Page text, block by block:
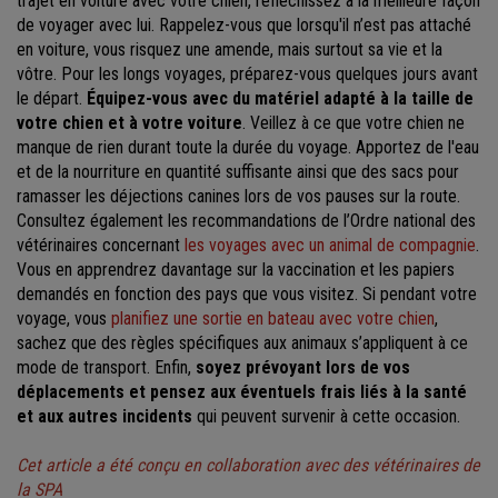
de voyager avec lui. Rappelez-vous que lorsqu'il n’est pas attaché
en voiture, vous risquez une amende, mais surtout sa vie et la
vôtre. Pour les longs voyages, préparez-vous quelques jours avant
le départ. Équipez-vous avec du matériel adapté à la taille de
votre chien et à votre voiture. Veillez à ce que votre chien ne
manque de rien durant toute la durée du voyage. Apportez de l'eau
et de la nourriture en quantité suffisante ainsi que des sacs pour
ramasser les déjections canines lors de vos pauses sur la route.
Consultez également les recommandations de l’Ordre national des
vétérinaires concernant les voyages avec un animal de compagnie.
Vous en apprendrez davantage sur la vaccination et les papiers
demandés en fonction des pays que vous visitez. Si pendant votre
voyage, vous planifiez une sortie en bateau avec votre chien,
sachez que des règles spécifiques aux animaux s’appliquent à ce
mode de transport. Enfin, soyez prévoyant lors de vos
déplacements et pensez aux éventuels frais liés à la santé
et aux autres incidents qui peuvent survenir à cette occasion.
Cet article a été conçu en collaboration avec des vétérinaires de
la SPA